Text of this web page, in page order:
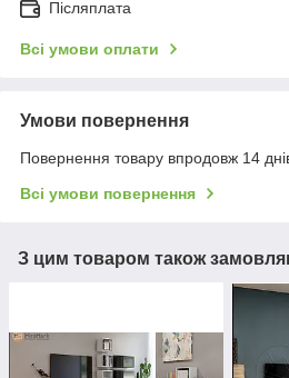
Післяплата
Всі умови оплати
Умови повернення
Повернення товару впродовж 14
Всі умови повернення
З цим товаром також